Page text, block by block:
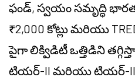
ఫండ్, స్వయం సమృద్ధి
₹2,000 కోట్లు మరియు
పైగా లిక్విడిటీ ఒత్తిడిని
టియర్-II మరియు టియర్-III